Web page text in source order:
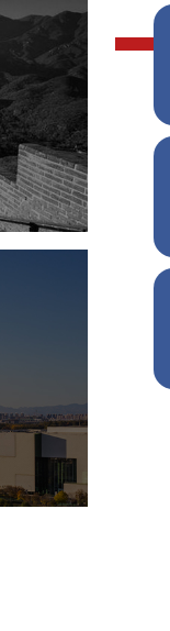
公园
平台